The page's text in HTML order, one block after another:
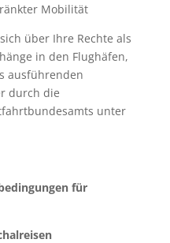
Mobilität
über Ihre Rechte als
in den Flughäfen,
ausführenden
durch die
unter
für